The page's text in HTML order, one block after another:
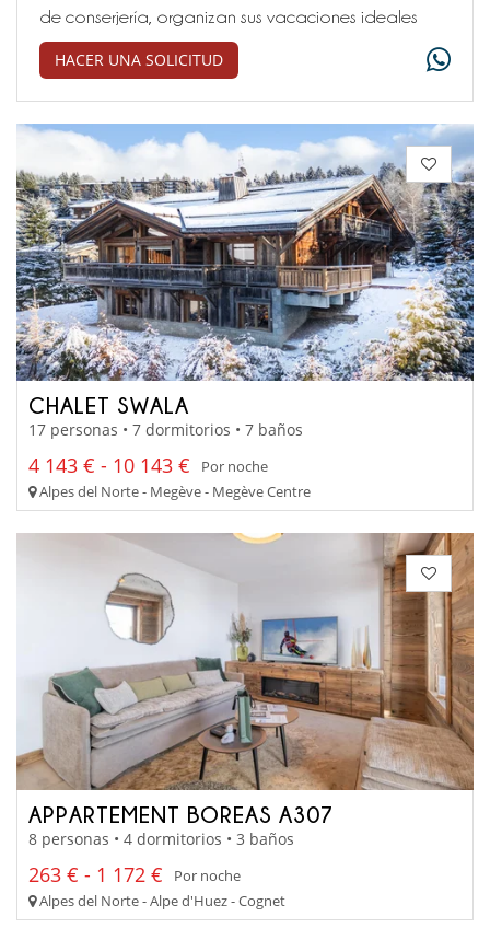
de conserjería, organizan sus vacaciones ideales
HACER UNA SOLICITUD
CHALET SWALA
17 personas • 7 dormitorios • 7 baños
4 143 € - 10 143 €
Por noche
Alpes del Norte - Megève - Megève Centre
APPARTEMENT BOREAS A307
8 personas • 4 dormitorios • 3 baños
263 € - 1 172 €
Por noche
Alpes del Norte - Alpe d'Huez - Cognet